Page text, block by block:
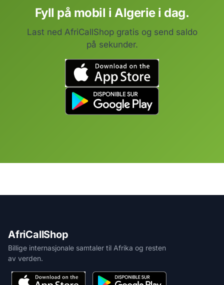
Fyll på mobil i Algerie i dag.
Last ned AfriCallShop gratis og send saldo
på sekunder.
AfriCallShop
Billige internasjonale samtaler til Afrika og resten
av verden.